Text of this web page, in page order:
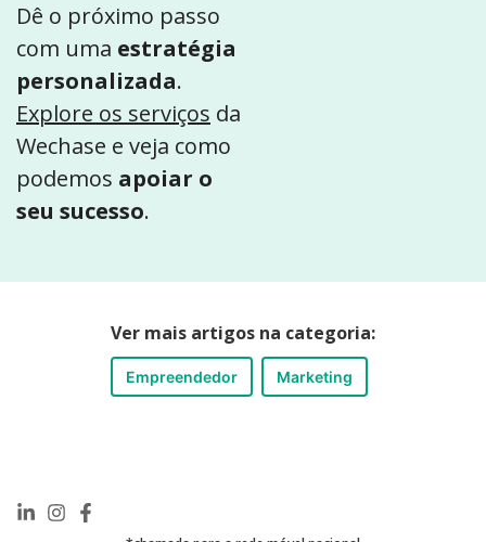
Dê o próximo passo
com uma estratégia
personalizada.
Explore os serviços da
Wechase e veja como
podemos apoiar o
seu sucesso.
Ver mais artigos na categoria:
Empreendedor Marketing